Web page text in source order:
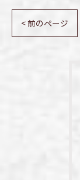
< 前のページ